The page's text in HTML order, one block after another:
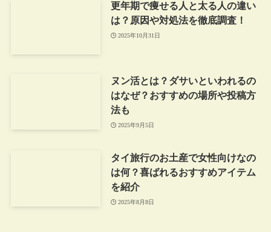
更年期で痩せる人と太る人の違い
は？原因や対処法を徹底調査！
2025年10月31日
ヌン活とは？ダサいといわれるの
はなぜ？おすすめの場所や投稿方
法も
2025年9月5日
タイ旅行のお土産で女性向けなの
は何？喜ばれるおすすめアイテム
を紹介
2025年8月8日